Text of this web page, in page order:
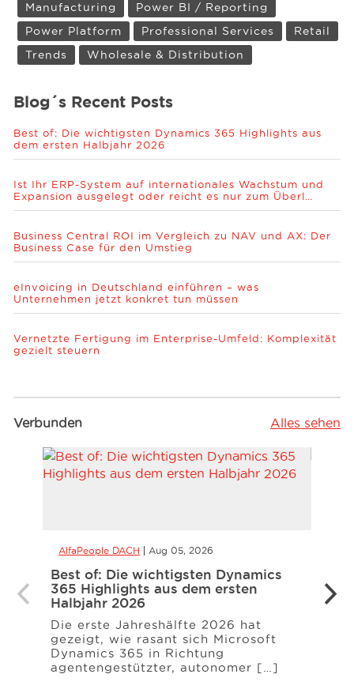
Manufacturing
Power BI / Reporting
Power Platform
Professional Services
Retail
Trends
Wholesale & Distribution
Blog´s Recent Posts
Best of: Die wichtigsten Dynamics 365 Highlights aus
dem ersten Halbjahr 2026
Ist Ihr ERP-System auf internationales Wachstum und
Expansion ausgelegt oder reicht es nur zum Überl…
Business Central ROI im Vergleich zu NAV und AX: Der
Business Case für den Umstieg
eInvoicing in Deutschland einführen – was
Unternehmen jetzt konkret tun müssen
Vernetzte Fertigung im Enterprise-Umfeld: Komplexität
gezielt steuern
Verbunden Alles sehen
AlfaPeople DACH Aug 05, 2026
Best of: Die wichtigsten Dynamics
365 Highlights aus dem ersten
Halbjahr 2026
Die erste Jahreshälfte 2026 hat
gezeigt, wie rasant sich Microsoft
Dynamics 365 in Richtung
agentengestützter, autonomer […]